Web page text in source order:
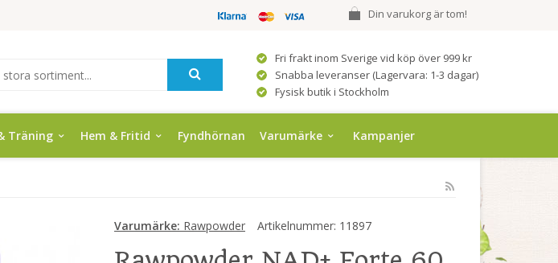
Din varukorg är tom!
Fri frakt inom Sverige vid köp över 999 kr
Snabba leveranser (Lagervara: 1-3 dagar)
Fysisk butik i Stockholm
Träning Hem & Fritid Fyndhörnan Varumärke Kampanjer
Varumärke: Rawpowder Artikelnummer: 11897